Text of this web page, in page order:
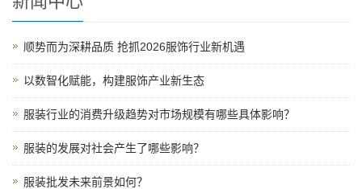
顺势而为深耕品质 抢抓2026服饰行业新机遇
以数智化赋能，构建服饰产业新生态
服装行业的消费升级趋势对市场规模有哪些具体影响？
服装的发展对社会产生了哪些影响？
服装批发未来前景如何？